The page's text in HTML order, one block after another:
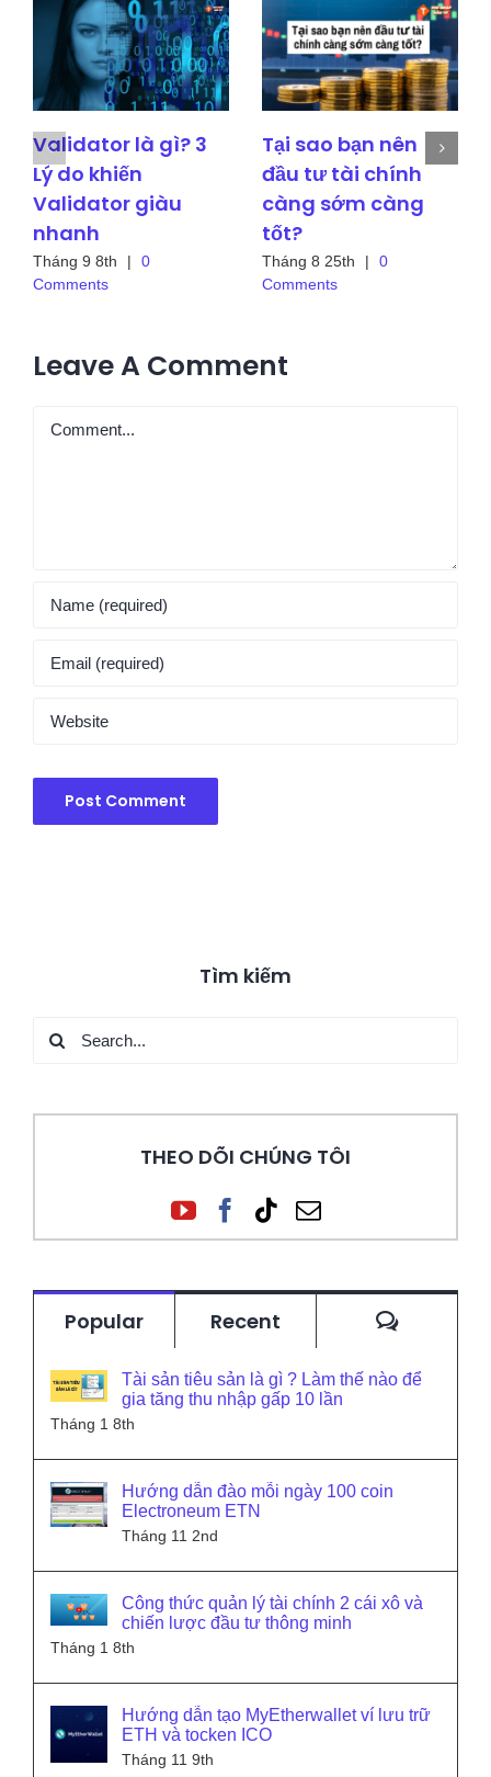
Validator là gì? 3
Lý do khiến
Validator giàu
nhanh
Tháng 9 8th |
0
Comments
Tại sao bạn nên
đầu tư tài chính
càng sớm càng
tốt?
Tháng 8 25th |
0
Comments
Leave A Comment
Comment
Tìm kiếm
Search
THEO DÕI CHÚNG TÔI
Popular Recent
Tài sản tiêu sản là gì ? Làm thế nào để
gia tăng thu nhập gấp 10 lần
Tháng 1 8th
Hướng dẫn đào mỗi ngày 100 coin
Electroneum ETN
Tháng 11 2nd
Công thức quản lý tài chính 2 cái xô và
chiến lược đầu tư thông minh
Tháng 1 8th
Hướng dẫn tạo MyEtherwallet ví lưu trữ
ETH và tocken ICO
Tháng 11 9th